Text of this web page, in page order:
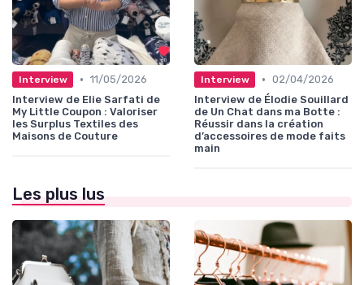
Interview • 11/05/2026
Interview de Elie Sarfati de
My Little Coupon : Valoriser
les Surplus Textiles des
Maisons de Couture
Interview • 02/04/2026
Interview de Élodie Souillard
de Un Chat dans ma Botte :
Réussir dans la création
d’accessoires de mode faits
main
Les plus lus